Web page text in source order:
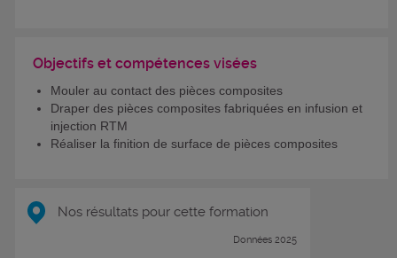
Objectifs et compétences visées
Mouler au contact des pièces composites
Draper des pièces composites fabriquées en infusion et
injection RTM
Réaliser la finition de surface de pièces composites
Nos résultats pour cette formation
Données 2025